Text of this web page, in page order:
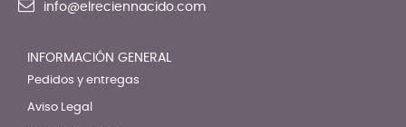
info@elreciennacido.com
INFORMACIÓN GENERAL
Pedidos y entregas
Aviso Legal